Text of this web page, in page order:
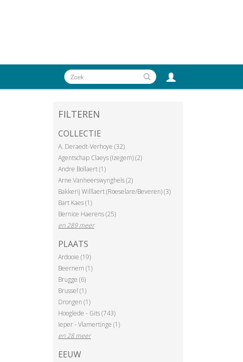
FILTEREN
COLLECTIE
A. Deraedt-Verhoye (32)
Agentschap Claeys (Izegem) (2)
Andre Bollaert (1)
Arne Vanheerswynghels (2)
Bakkerij Willlaert (Roeselare/Beveren) (3)
Bart Kaes (1)
Bernice Haerens (25)
en 289 meer
PLAATS
Ardooie (19)
Beernem (1)
Brugge (6)
Brussel (1)
Drongen (1)
Hooglede - Gits (743)
Ieper - Vlamertinge (1)
en 28 meer
EEUW